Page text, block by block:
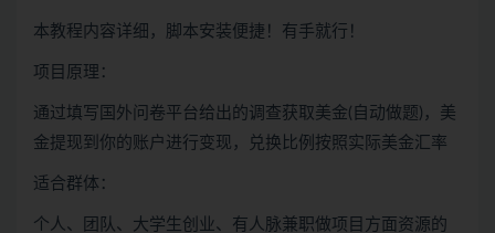
本教程内容详细，脚本安装便捷！有手就行！
项目原理：
通过填写国外问卷平台给出的调查获取美金(自动做题)，美
金提现到你的账户进行变现，兑换比例按照实际美金汇率
适合群体：
个人、团队、大学生创业、有人脉兼职做项目方面资源的